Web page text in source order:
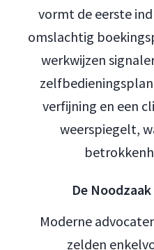
vormt de eerste
omslachtig
werkwijzen
verfijning en een
weerspiegelt,
De
Moderne
zelden